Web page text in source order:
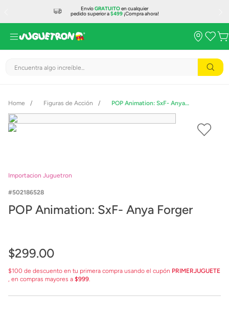
EnvíoGRATUITOen cualquier
pedido superior a$499¡Compra ahora!
Encuentra algo increíble...
Figuras de Acción POP Animation: SxF- Anya Forger
Importacion Juguetron
502186528
POP Animation: SxF- Anya Forger
$299.00
$100 de descuento en tu primera compra usando el cupón PRIMERJUGUETE
, en compras mayores a $999.